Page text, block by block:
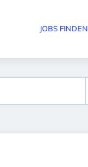
JOBS FINDEN